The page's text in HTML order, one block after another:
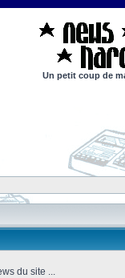
Un petit coup de
du site ...